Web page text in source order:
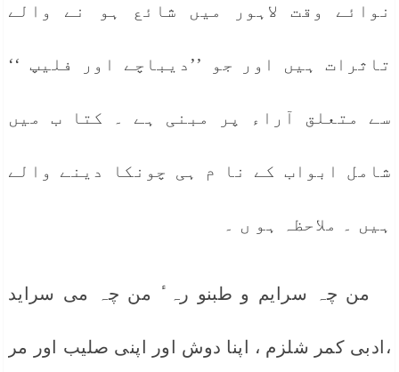
نوائے وقت لاہور میں شائع ہو نے والے
تاثرات ہیں اور جو ’’دیباچے اور فلیپ ‘‘
سے متعلق آراء پر مبنی ہے ۔ کتا ب میں
شامل ابواب کے نا م ہی چونکا دینے والے
ہیں ۔ ملاحظہ ہو ں ۔
من چہ سرایم و طبنو رہ ٔ من چہ می سراید
،ادبی کمر شلزم ، اپنا دوش اور اپنی صلیب اور مر